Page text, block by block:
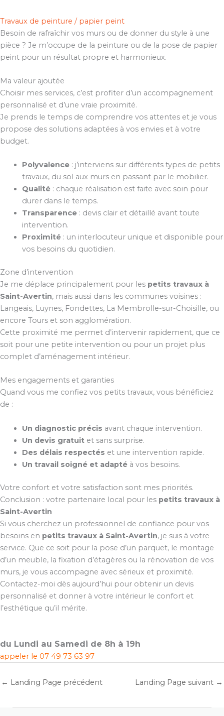
Travaux de peinture / papier peint
Besoin de rafraîchir vos murs ou de donner du style à une
pièce ? Je m’occupe de la peinture ou de la pose de papier
peint pour un résultat propre et harmonieux.
Ma valeur ajoutée
Choisir mes services, c’est profiter d’un accompagnement
personnalisé et d’une vraie proximité.
Je prends le temps de comprendre vos attentes et je vous
propose des solutions adaptées à vos envies et à votre
budget.
Polyvalence: j’interviens sur différents types de petits
travaux, du sol aux murs en passant par le mobilier.
Qualité: chaque réalisation est faite avec soin pour
durer dans le temps.
Transparence: devis clair et détaillé avant toute
intervention.
Proximité: un interlocuteur unique et disponible pour
vos besoins du quotidien.
Zone d’intervention
Je me déplace principalement pour les petits travaux à
Saint-Avertin, mais aussi dans les communes voisines :
Langeais, Luynes, Fondettes, La Membrolle-sur-Choisille, ou
encore Tours et son agglomération.
Cette proximité me permet d’intervenir rapidement, que ce
soit pour une petite intervention ou pour un projet plus
complet d’aménagement intérieur.
Mes engagements et garanties
Quand vous me confiez vos petits travaux, vous bénéficiez
de :
Un diagnostic précis avant chaque intervention.
Un devis gratuitet sans surprise.
Des délais respectés et une intervention rapide.
Un travail soigné et adaptéà vos besoins.
Votre confort et votre satisfaction sont mes priorités.
Conclusion : votre partenaire local pour les petits travaux à
Saint-Avertin
Si vous cherchez un professionnel de confiance pour vos
besoins en petits travaux à Saint-Avertin, je suis à votre
service. Que ce soit pour la pose d’un parquet, le montage
d’un meuble, la fixation d’étagères ou la rénovation de vos
murs, je vous accompagne avec sérieux et proximité.
Contactez-moi dès aujourd’hui pour obtenir un devis
personnalisé et donner à votre intérieur le confort et
l’esthétique qu’il mérite.
du Lundi au Samedi de 8h à 19h
appeler le 07 49 73 63 97
← Landing Page précédent Landing Page suivant →